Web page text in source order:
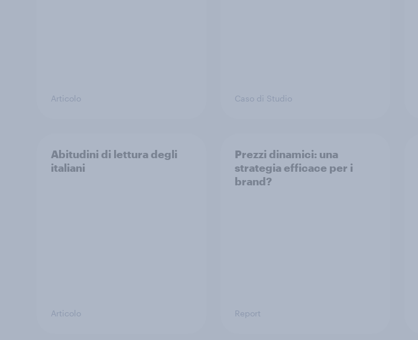
Articolo Caso di Studio
Abitudini di lettura degli
italiani
Articolo
Prezzi dinamici: una
strategia efficace per i
brand?
Report